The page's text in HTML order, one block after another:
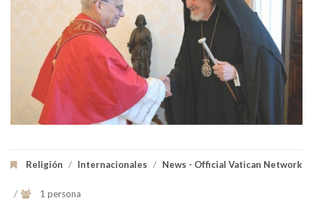
Religión / Internacionales / News - Official Vatican Network
/ 1 persona